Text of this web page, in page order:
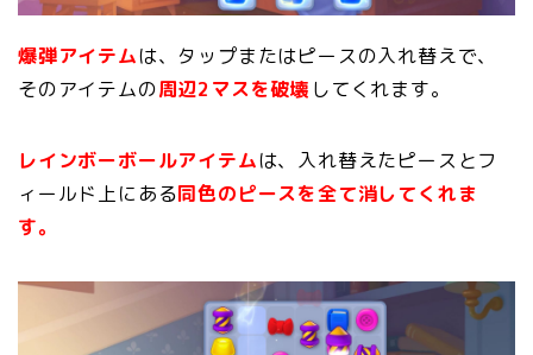
爆弾アイテムは、タップまたはピースの入れ替えで、
そのアイテムの周辺2マスを破壊 してくれます。
レインボーボールアイテムは、入れ替えたピースとフ
ィールド上にある同色のピースを全て消してくれま
す。